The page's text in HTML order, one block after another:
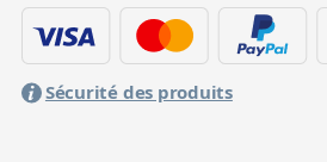
Sécurité des produits